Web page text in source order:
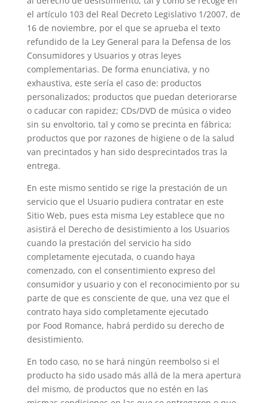
el artículo 103 del Real Decreto Legislativo 1/2007, de
16 de noviembre, por el que se aprueba el texto
refundido de la Ley General para la Defensa de los
Consumidores y Usuarios y otras leyes
complementarias. De forma enunciativa, y no
exhaustiva, este sería el caso de: productos
personalizados; productos que puedan deteriorarse
o caducar con rapidez; CDs/DVD de música o video
sin su envoltorio, tal y como se precinta en fábrica;
productos que por razones de higiene o de la salud
van precintados y han sido desprecintados tras la
entrega.
En este mismo sentido se rige la prestación de un
servicio que el Usuario pudiera contratar en este
Sitio Web, pues esta misma Ley establece que no
asistirá el Derecho de desistimiento a los Usuarios
cuando la prestación del servicio ha sido
completamente ejecutada, o cuando haya
comenzado, con el consentimiento expreso del
consumidor y usuario y con el reconocimiento por su
parte de que es consciente de que, una vez que el
contrato haya sido completamente ejecutado
por Food Romance, habrá perdido su derecho de
desistimiento.
En todo caso, no se hará ningún reembolso si el
producto ha sido usado más allá de la mera apertura
del mismo, de productos que no estén en las